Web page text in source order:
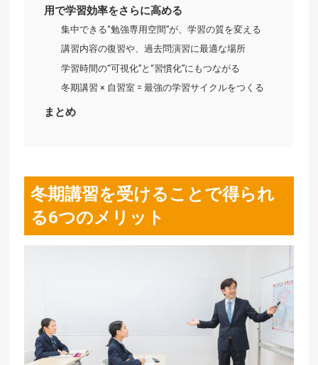
用で学習効率をさらに高める
集中できる“勉強専用空間”が、学習の質を変える
講習内容の復習や、過去問演習に最適な場所
学習時間の“可視化”と“習慣化”にもつながる
冬期講習 × 自習室 = 最強の学習サイクルをつくる
まとめ
冬期講習を受けることで得られ
る6つのメリット